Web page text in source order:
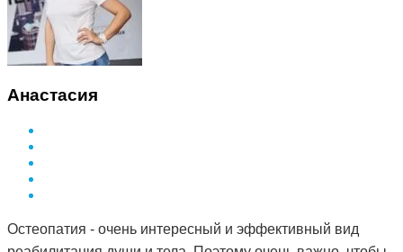
Анастасия
Остеопатия - очень интересный и эффективный вид